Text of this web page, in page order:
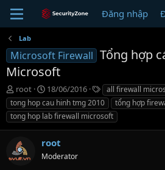
Đăng nhập
Lab
Microsoft Firewall Tổng hợp
Microsoft
T
h
r
e
a
d
s
root
N
g
à
y
g
ử
i
18/06/2016
T
ừ
k
h
ó
all firewall
tong hop cau hinh tmg 2010
tổng hợp
tong hop lab firewall microsoft
root
Moderator